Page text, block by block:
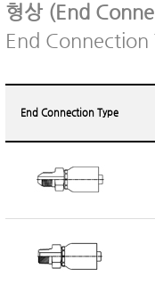
형상 (End
End Connection
End Connection Type